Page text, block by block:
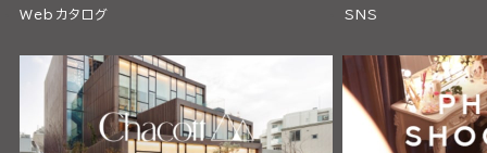
Webカタログ SNS